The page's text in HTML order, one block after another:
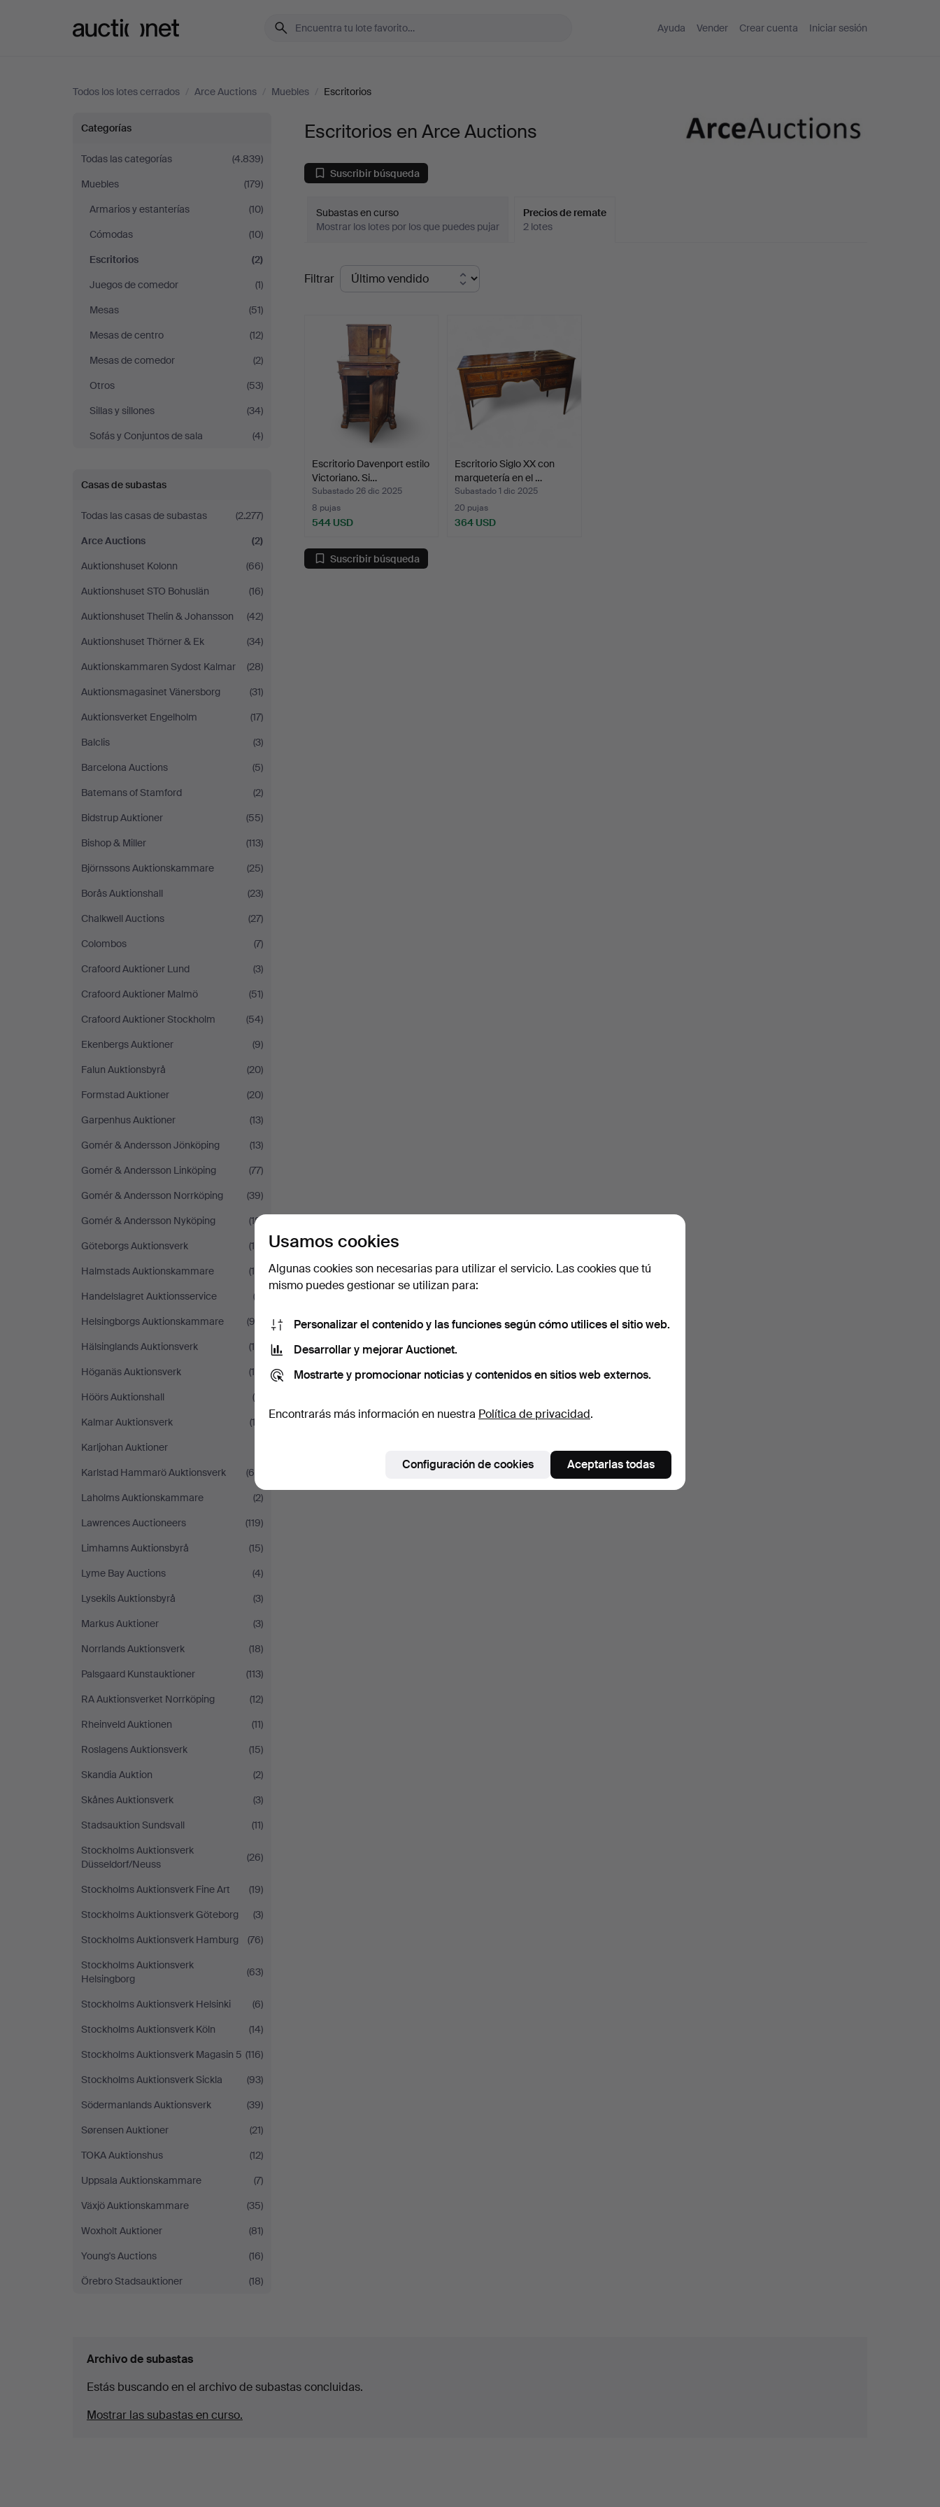
Ayuda Vender Crear cuenta Iniciar sesión
Todos los lotes cerrados / Arce Auctions / Muebles / Escritorios
Escritorios
en
Arce
Auctions
Categorías
Todas las categorías
(4.839)
Muebles
(179)
Armarios y estanterías
(10)
Cómodas
(10)
Escritorios
(2)
Juegos de comedor
(1)
Mesas
(51)
Mesas de centro
(12)
Mesas de comedor
(2)
Otros
(53)
Sillas y sillones
(34)
Sofás y Conjuntos de sala
(4)
Casas de subastas
Todas las casas de subastas
(2.277)
Arce Auctions
(2)
Auktionshuset Kolonn
(66)
Auktionshuset STO Bohuslän
(16)
Auktionshuset Thelin & Johansson
(42)
Auktionshuset Thörner & Ek
(34)
Auktionskammaren Sydost Kalmar
(28)
Auktionsmagasinet Vänersborg
(31)
Auktionsverket Engelholm
(17)
Balclis
(3)
Barcelona Auctions
(5)
Batemans of Stamford
(2)
Bidstrup Auktioner
(55)
Bishop & Miller
(113)
Björnssons Auktionskammare
(25)
Borås Auktionshall
(23)
Chalkwell Auctions
(27)
Colombos
(7)
Crafoord Auktioner Lund
(3)
Crafoord Auktioner Malmö
(51)
Crafoord Auktioner Stockholm
(54)
Ekenbergs Auktioner
(9)
Falun Auktionsbyrå
(20)
Formstad Auktioner
(20)
Garpenhus Auktioner
(13)
Gomér & Andersson Jönköping
(13)
Gomér & Andersson Linköping
(77)
Gomér & Andersson Norrköping
(39)
Gomér & Andersson Nyköping
(18)
Göteborgs Auktionsverk
(18)
Halmstads Auktionskammare
(18)
Handelslagret Auktionsservice
(2)
Helsingborgs Auktionskammare
(93)
Hälsinglands Auktionsverk
(14)
Höganäs Auktionsverk
(14)
Höörs Auktionshall
(9)
Kalmar Auktionsverk
(13)
Karljohan Auktioner
Karlstad Hammarö Auktionsverk
(60)
Laholms Auktionskammare
(2)
Lawrences Auctioneers
(119)
Limhamns Auktionsbyrå
(15)
Lyme Bay Auctions
(4)
Lysekils Auktionsbyrå
(3)
Markus Auktioner
(3)
Norrlands Auktionsverk
(18)
Palsgaard Kunstauktioner
(113)
RA Auktionsverket Norrköping
(12)
Rheinveld Auktionen
(11)
Roslagens Auktionsverk
(15)
Skandia Auktion
(2)
Skånes Auktionsverk
(3)
Stadsauktion Sundsvall
(11)
Stockholms Auktionsverk
Düsseldorf/Neuss
(26)
Stockholms Auktionsverk Fine Art
(19)
Stockholms Auktionsverk Göteborg
(3)
Stockholms Auktionsverk Hamburg
(76)
Stockholms Auktionsverk
Helsingborg
(63)
Stockholms Auktionsverk Helsinki
(6)
Stockholms Auktionsverk Köln
(14)
Stockholms Auktionsverk Magasin 5 (116)
Stockholms Auktionsverk Sickla
(93)
Södermanlands Auktionsverk
(39)
Sørensen Auktioner
(21)
TOKA Auktionshus
(12)
Uppsala Auktionskammare
(7)
Växjö Auktionskammare
(35)
Woxholt Auktioner
(81)
Young's Auctions
(16)
Örebro Stadsauktioner
(18)
Escritorios en Arce Auctions
Suscribir búsqueda
Subastas en curso
Mostrar los lotes por los que puedes pujar
Precios de remate
2 lotes
Precios
de
Filtrar
Escritorio Davenport estilo
Victoriano. Si…
Subastado 26 dic 2025
8 pujas
544 USD
Escritorio Siglo XX con
marquetería en el …
Subastado 1 dic 2025
20 pujas
364 USD
Suscribir búsqueda
Archivo de subastas
Estás buscando en el archivo de subastas concluidas.
Mostrar las subastas en curso.
Usamos cookies
Algunas cookies son necesarias para utilizar el servicio. Las cookies que tú
mismo puedes gestionar se utilizan para:
Personalizar el contenido y las funciones según cómo utilices el sitio web.
Desarrollar y mejorar Auctionet.
Mostrarte y promocionar noticias y contenidos en sitios web externos.
Encontrarás más información en nuestra Política de privacidad.
Configuración de cookies Aceptarlas todas